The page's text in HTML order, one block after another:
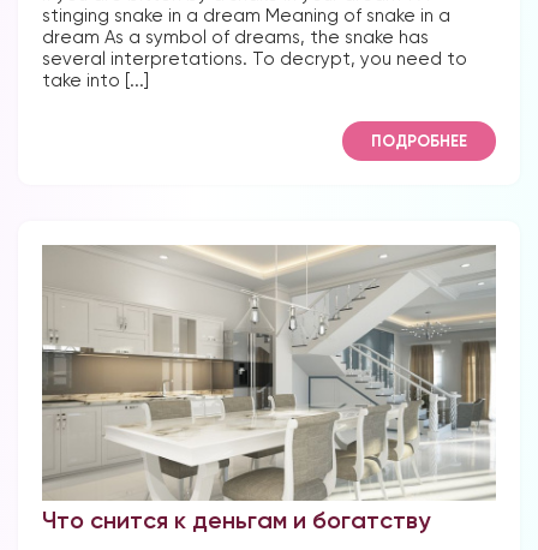
stinging snake in a dream Meaning of snake in a
dream As a symbol of dreams, the snake has
several interpretations. To decrypt, you need to
take into [...]
ПОДРОБНЕЕ
Что снится к деньгам и богатству